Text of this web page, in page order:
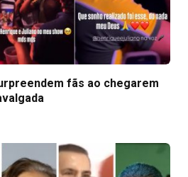
fãs ao chegarem